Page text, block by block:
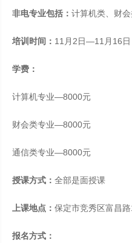
非电专业包括： 计算机类、财
培训时间： 11月2日—11月16日
学费：
计算机专业—8000元
财会类专业—8000元
通信类专业—8000元
授课方式： 全部是面授课
上课地点： 保定市竞秀区富昌
报名方式：